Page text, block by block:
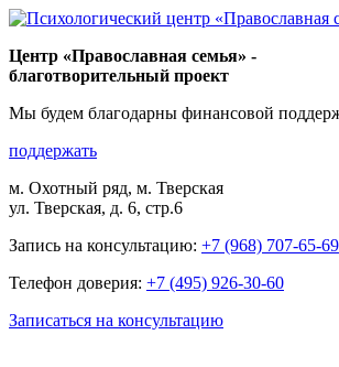
Skip
content
Центр «Православная семья» -
благотворительный проект
Мы будем благодарны финансовой
поддержать
м. Охотный ряд, м. Тверская
ул. Тверская, д. 6, стр.6
Запись на консультацию: +7 (968) 707-65-69
Телефон доверия: +7 (495) 926-30-60
Записаться на консультацию